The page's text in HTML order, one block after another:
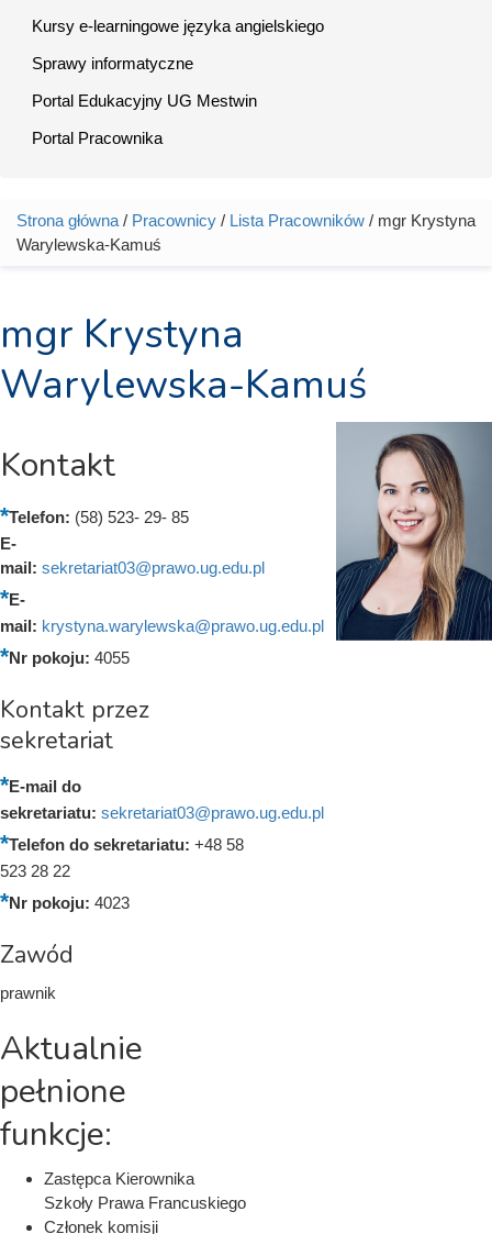
Kursy e-learningowe języka angielskiego
Sprawy informatyczne
Portal Edukacyjny UG Mestwin
Portal Pracownika
Jesteś tutaj
Strona główna / Pracownicy / Lista Pracowników / mgr Krystyna
Warylewska-Kamuś
mgr Krystyna
Warylewska-Kamuś
Kontakt
Telefon: (58) 523- 29- 85
E-
mail: sekretariat03@prawo.ug.edu.pl
E-
mail: krystyna.warylewska@prawo.ug.edu.pl
Nr pokoju: 4055
Kontakt przez
sekretariat
E-mail do
sekretariatu: sekretariat03@prawo.ug.edu.pl
Telefon do sekretariatu: +48 58
523 28 22
Nr pokoju: 4023
Zawód
prawnik
Aktualnie
pełnione
funkcje:
Zastępca Kierownika
Szkoły Prawa Francuskiego
Członek komisji